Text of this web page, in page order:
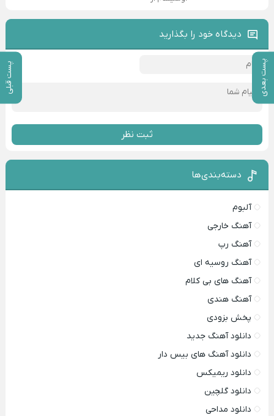
پست بعدی پست قبلی
دیدگاه خود را بگذارید
ثبت نظر
دسته‌بندی‌ها
آلبوم
آهنگ خارجی
آهنگ رپ
آهنگ روسیه ای
آهنگ های بی کلام
آهنگ هندی
پخش بزودی
دانلود آهنگ جدید
دانلود آهنگ های بیس دار
دانلود ریمیکس
دانلود گلچین
دانلود مداحی